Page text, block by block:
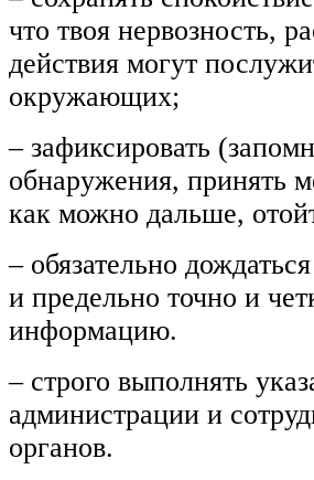
что твоя нервозность,
действия могут
окружающих;
– зафиксировать
обнаружения, принять
как можно дальше,
– обязательно
и предельно точно и
информацию.
– строго выполнять
администрации и
органов.